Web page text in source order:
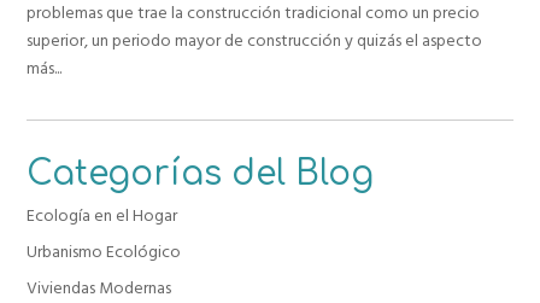
problemas que trae la construcción tradicional como un precio
superior, un periodo mayor de construcción y quizás el aspecto
más...
Categorías del Blog
Ecología en el Hogar
Urbanismo Ecológico
Viviendas Modernas